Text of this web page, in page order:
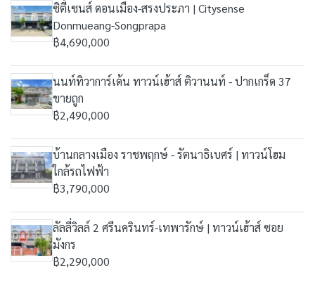
ซิตี้เซนส์ ดอนเมือง-สรงประภา | Citysense
Donmueang-Songprapa
฿4,690,000
นนท์ทิวาการ์เด้น ทาวน์เฮ้าส์ ติวานนท์ - ปากเกร็ด 37
ขายถูก
฿2,490,000
บ้านกลางเมือง ราชพฤกษ์ - รัตนาธิเบศร์ | ทาวน์โฮม
ใกล้รถไฟฟ้า
฿3,790,000
ลัลลี่วิลล์ 2 ศรีนครินทร์-เทพารักษ์ | ทาวน์เฮ้าส์ ซอย
มังกร
฿2,290,000